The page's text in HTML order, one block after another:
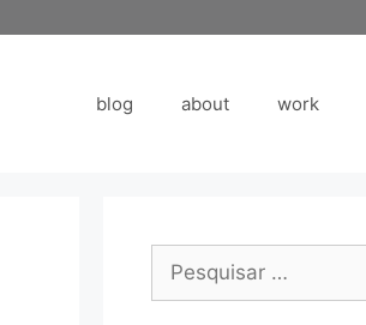
blog about work
Pesquisar